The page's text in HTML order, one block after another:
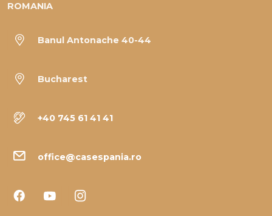
ROMANIA
Banul Antonache 40-44
Bucharest
+40 745 61 41 41
office@casespania.ro